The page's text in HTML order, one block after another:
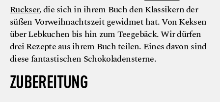
Ruckser, die sich in ihrem Buch den Klassikern der
süßen Vorweihnachtszeit gewidmet hat. Von Keksen
über Lebkuchen bis hin zum Teegebäck. Wir dürfen
drei Rezepte aus ihrem Buch teilen. Eines davon sind
diese fantastischen Schokoladensterne.
ZUBEREITUNG